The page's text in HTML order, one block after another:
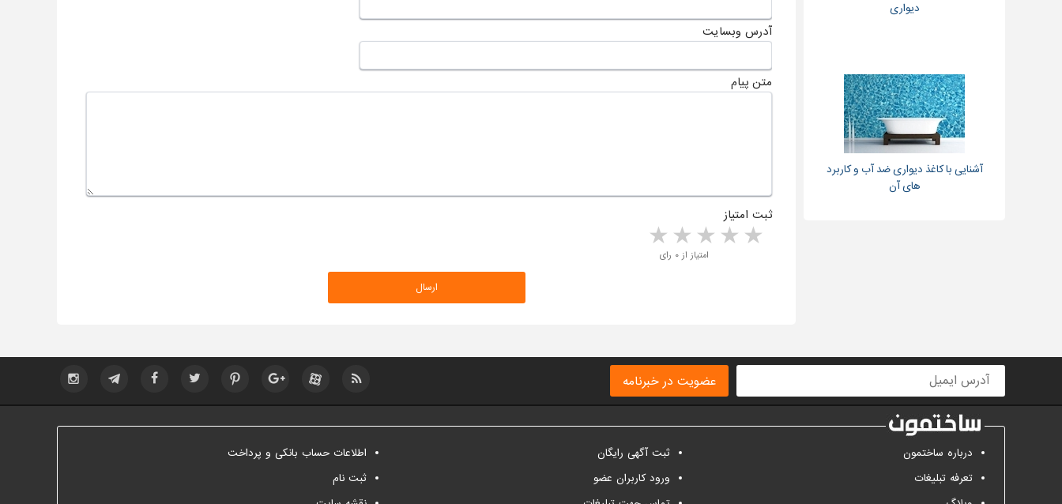
آدرس وبسایت
متن پیام
ثبت امتیاز
4 stars 3 stars 2 stars 1 star امتیاز از ۰ رای
دیواری
آشنایی با کاغذ دیواری ضد آب و کاربرد
های آن
عضویت در خبرنامه
درباره ساختمون
تعرفه تبلیغات
ثبت آگهی رایگان
ورود کاربران عضو
اطلاعات حساب بانکی و پرداخت
ثبت نام